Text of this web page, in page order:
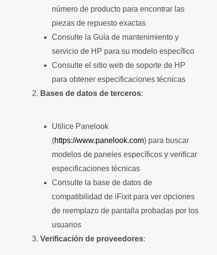
número de producto para encontrar las
piezas de repuesto exactas
Consulte la Guía de mantenimiento y
servicio de HP para su modelo específico
Consulte el sitio web de soporte de HP
para obtener especificaciones técnicas
Bases de datos de terceros:
Utilice Panelook
(https://www.panelook.com) para buscar
modelos de paneles específicos y verificar
especificaciones técnicas
Consulte la base de datos de
compatibilidad de iFixit para ver opciones
de reemplazo de pantalla probadas por los
usuarios
Verificación de proveedores: